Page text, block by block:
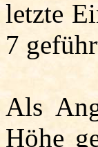
letzte
7
Als
Höhe